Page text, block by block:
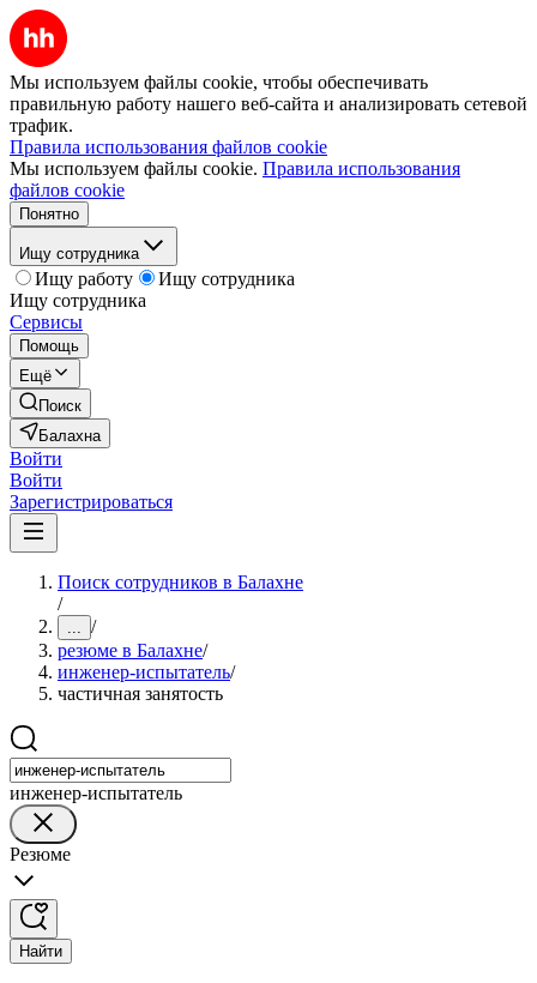
Мы используем файлы cookie, чтобы обеспечивать
правильную работу нашего веб-сайта и анализировать сетевой
трафик.
Правила использования файлов cookie
Мы используем файлы cookie. Правила использования
файлов cookie
Понятно
Ищу сотрудника
Ищу работу
Ищу сотрудника
Ищу сотрудника
Сервисы
Помощь
Ещё
Поиск
Балахна
Войти
Войти
Зарегистрироваться
Поиск сотрудников в Балахне
/
... /
резюме в Балахне/
инженер-испытатель/
частичная занятость
инженер-испытатель
Резюме
Найти